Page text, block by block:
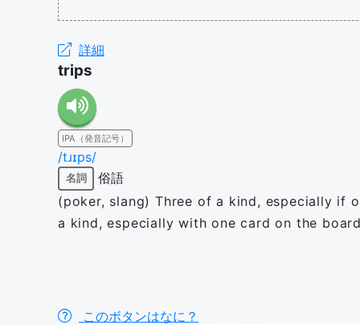
詳細
trips
IPA（発音記号）
/tɹɪps/
名詞
俗語
(poker, slang) Three of a kind, especially if
a kind, especially with one card on the
このボタンはなに？